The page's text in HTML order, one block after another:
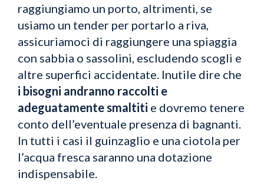
raggiungiamo un porto, altrimenti, se
usiamo un tender per portarlo a riva,
assicuriamoci di raggiungere una spiaggia
con sabbia o sassolini, escludendo scogli e
altre superfici accidentate. Inutile dire che
i bisogni andranno raccolti e
adeguatamente smaltiti e dovremo tenere
conto dell’eventuale presenza di bagnanti.
In tutti i casi il guinzaglio e una ciotola per
l’acqua fresca saranno una dotazione
indispensabile.